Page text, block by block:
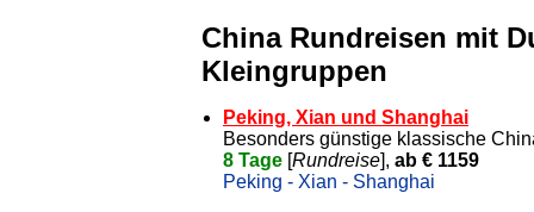
China Rundreisen mit
Kleingruppen
Peking, Xian und Shanghai
Besonders günstige klassische
8 Tage [Rundreise], ab € 1159
Peking - Xian - Shanghai